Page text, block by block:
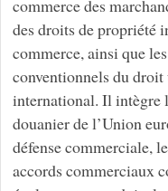
commerce des
des droits de propriété
commerce, ainsi que
conventionnels du
international. Il intègre
douanier de l’Union
défense commerciale,
accords commerciaux